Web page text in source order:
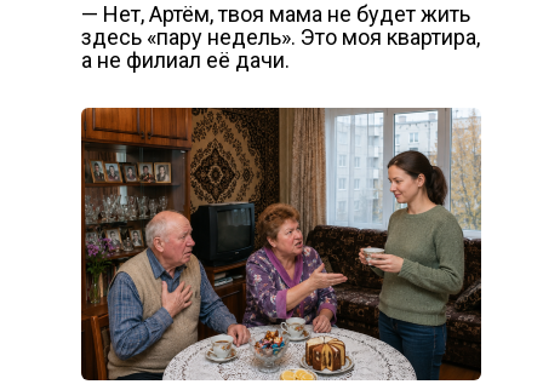
— Нет, Артём, твоя мама не будет жить
здесь «пару недель». Это моя квартира,
а не филиал её дачи.